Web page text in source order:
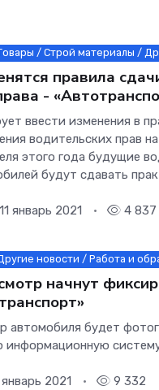
/ Строй материалы /
правила
-
ввести изменения в
водительских прав
этого года будущие
будут сдавать
11 январь 2021 4 837
новости / Работа и
начнут
автомобиля будет
информационную
январь 2021 9 332